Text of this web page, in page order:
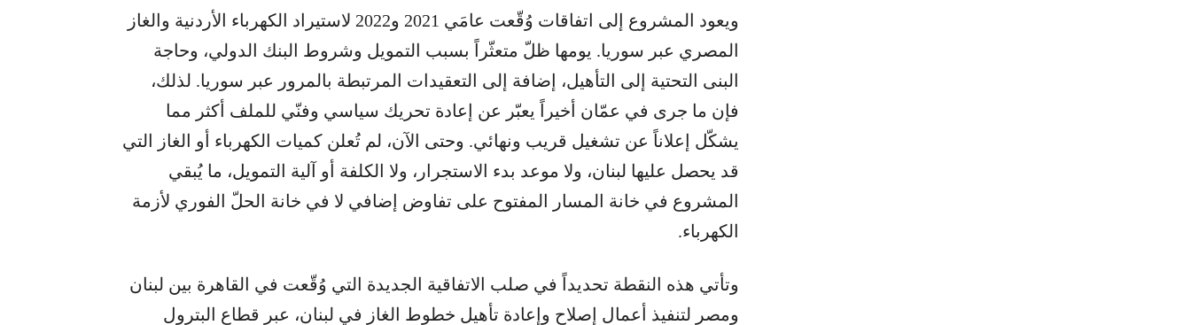
ويعود المشروع إلى اتفاقات وُقّعت عامَي 2021 و2022 لاستيراد الكهرباء الأردنية والغاز
المصري عبر سوريا. يومها ظلّ متعثّراً بسبب التمويل وشروط البنك الدولي، وحاجة
البنى التحتية إلى التأهيل، إضافة إلى التعقيدات المرتبطة بالمرور عبر سوريا. لذلك،
فإن ما جرى في عمّان أخيراً يعبّر عن إعادة تحريك سياسي وفنّي للملف أكثر مما
يشكّل إعلاناً عن تشغيل قريب ونهائي. وحتى الآن، لم تُعلن كميات الكهرباء أو الغاز التي
قد يحصل عليها لبنان، ولا موعد بدء الاستجرار، ولا الكلفة أو آلية التمويل، ما يُبقي
المشروع في خانة المسار المفتوح على تفاوض إضافي لا في خانة الحلّ الفوري لأزمة
الكهرباء.
وتأتي هذه النقطة تحديداً في صلب الاتفاقية الجديدة التي وُقّعت في القاهرة بين لبنان
ومصر لتنفيذ أعمال إصلاح وإعادة تأهيل خطوط الغاز في لبنان، عبر قطاع البترول